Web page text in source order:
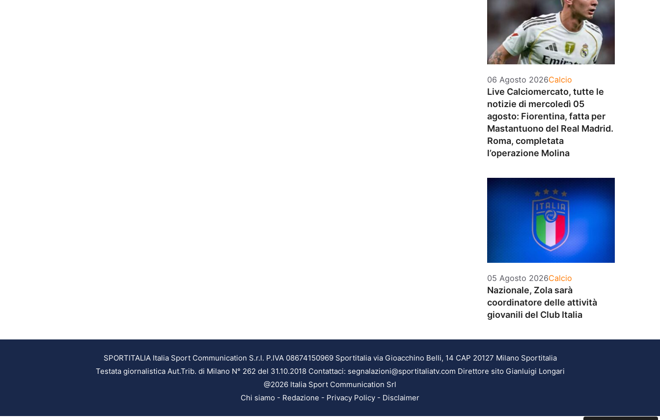
06 Agosto 2026Categorie
Calcio
Live Calciomercato, tutte le
notizie di mercoledì 05
agosto: Fiorentina, fatta per
Mastantuono del Real Madrid.
Roma, completata
l’operazione Molina
05 Agosto 2026Categorie
Calcio
Nazionale, Zola sarà
coordinatore delle attività
giovanili del Club Italia
SPORTITALIA Italia Sport Communication S.r.l. P.IVA 08674150969 Sportitalia via Gioacchino Belli, 14 CAP 20127 Milano Sportitalia
Testata giornalistica Aut.Trib. di Milano N° 262 del 31.10.2018 Contattaci: segnalazioni@sportitaliatv.com Direttore sito Gianluigi Longari
@2026 Italia Sport Communication Srl
Chi siamo - Redazione - Privacy Policy - Disclaimer